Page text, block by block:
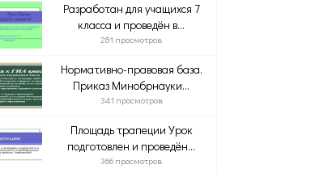
Разработан для учащихся 7
класса и проведён в...
281 просмотров
Нормативно-правовая база.
Приказ Минобрнауки...
341 просмотров
Площадь трапеции Урок
подготовлен и проведён...
366 просмотров